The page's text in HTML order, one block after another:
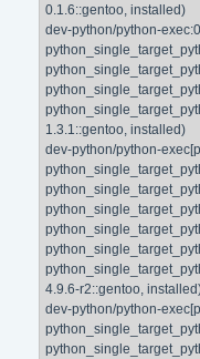
0.1.6::gentoo, installed)
dev-python/python-
1.3.1::gentoo, installed)
dev-python/python-
4.9.6-r2::gentoo,
dev-python/python-